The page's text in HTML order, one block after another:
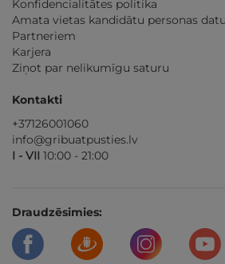
Konfidencialitātes politika
Amata vietas kandidātu personas
Partneriem
Karjera
Ziņot par nelikumīgu saturu
Kontakti
+37126001060
info@gribuatpusties.lv
I - VII 10:00 - 21:00
Draudzēsimies: